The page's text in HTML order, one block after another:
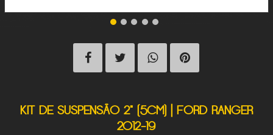
KIT DE SUSPENSÃO 2" (5CM) | FORD RANGER
2012-19